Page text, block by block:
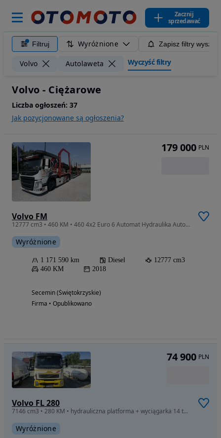
Zacznij
sprzedawać
Filtruj Wyróżnione Zapisz filtry
Volvo Autolaweta Wyczyść filtry
Volvo - Ciężarowe
Liczba ogłoszeń: 37
Jak pozycjonowane są ogłoszenia?
Volvo FM
12777 cm3 • 460 KM • 460 4x2 Euro 6 Automat Hydraulika Autotransporter ZESTAW LOHR !!!
Wyróżnione
1 171 590 km Diesel
12777 cm3
460 KM
2018
Secemin (Świętokrzyskie)
Firma • Opublikowano
179 000 PLN
Volvo FL 280
7146 cm3 • 280 KM • hydrauliczna platforma + wyciągarka 14 ton , widelec do holowania
Wyróżnione
74 900 PLN